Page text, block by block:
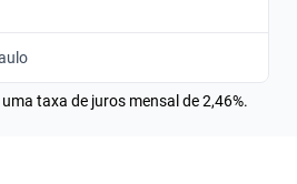
taxa de juros mensal de 2,46%.